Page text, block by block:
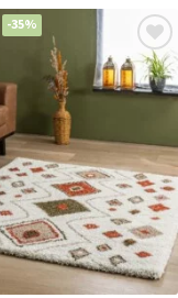
-35%